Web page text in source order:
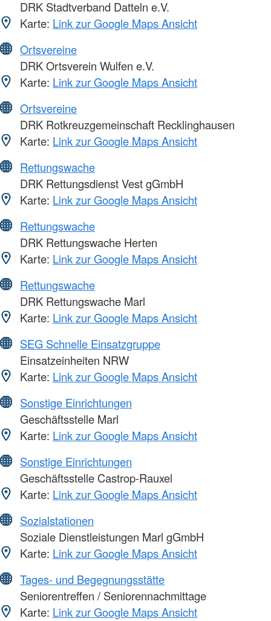
DRK Stadtverband Datteln e.V.
Karte: Link zur Google Maps Ansicht
Ortsvereine
DRK Ortsverein Wulfen e.V.
Karte: Link zur Google Maps Ansicht
Ortsvereine
DRK Rotkreuzgemeinschaft Recklinghausen
Karte: Link zur Google Maps Ansicht
Rettungswache
DRK Rettungsdienst Vest gGmbH
Karte: Link zur Google Maps Ansicht
Rettungswache
DRK Rettungswache Herten
Karte: Link zur Google Maps Ansicht
Rettungswache
DRK Rettungswache Marl
Karte: Link zur Google Maps Ansicht
SEG Schnelle Einsatzgruppe
Einsatzeinheiten NRW
Karte: Link zur Google Maps Ansicht
Sonstige Einrichtungen
Geschäftsstelle Marl
Karte: Link zur Google Maps Ansicht
Sonstige Einrichtungen
Geschäftsstelle Castrop-Rauxel
Karte: Link zur Google Maps Ansicht
Sozialstationen
Soziale Dienstleistungen Marl gGmbH
Karte: Link zur Google Maps Ansicht
Tages- und Begegnungsstätte
Seniorentreffen / Seniorennachmittage
Karte: Link zur Google Maps Ansicht